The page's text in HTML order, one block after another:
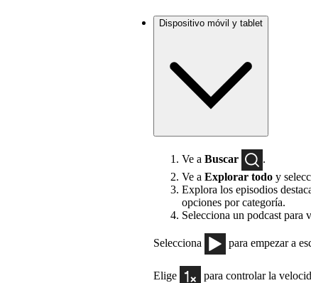
Dispositivo móvil y tablet
Ve a Buscar
.
Ve a Explorar todo y
Explora los episodios
opciones por categoría.
Selecciona un podcast para
Selecciona para empezar a
Elige para controlar la